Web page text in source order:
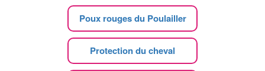
Poux rouges du Poulailler
Protection du cheval